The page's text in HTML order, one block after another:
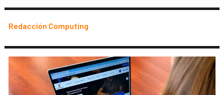
Redacción Computing